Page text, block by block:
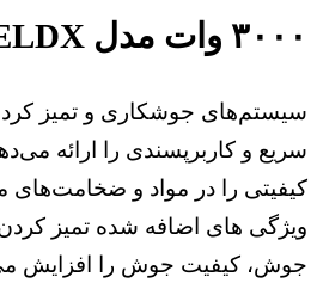
۳۰۰۰ وات مدل WELDX دانشور
سیستم‌های جوشکاری و تمیز
سریع و کاربرپسندی را ارائه
کیفیتی را در مواد و ضخامت‌های
ویژگی های اضافه شده تمیز کردن
جوش، کیفیت جوش را افزایش می